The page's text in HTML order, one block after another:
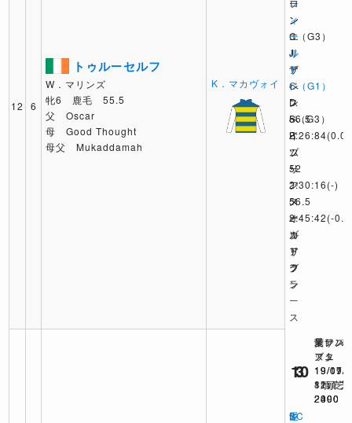
12 6
トゥルーセルフ
W．マリンズ
牝6 鹿毛 55.5
父 Oscar
母 Good Thought
母父 Mukaddamah
K．マカヴォイ
ー
ン
エ
リ
ザ
ベ
ス
S（G3）
R
ム
ー
ア
56.5
2:45:42(-
カ
リ
フ
ロ
ン
C（G3）
J
ア
レ
ン
56.5
2:26:84(0.0)
プ
リ
ン
ス
オ
ブ
ア
ラ
ン
フ
ィ
ー
ル
ド
C（G1）
D
ベ
イ
ツ
52
2:30:16(-)
メ
ー
ル
ド
グ
ラ
ー
ス
3
米サン
アニ
19/11/
12頭 芝
2400
BC
3
愛レパ
ズタ
19/09/
8頭 芝
2000
愛
10
英アス
ット
19/07/
11頭 芝
2390
キ